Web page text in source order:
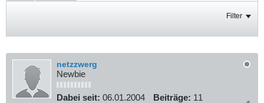
Filter
netzzwerg
Newbie
Dabei seit: 06.01.2004 Beiträge: 11